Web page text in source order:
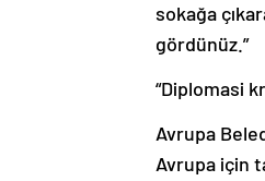
sokağa
gördünüz.”
“Diplomasi
Avrupa
Avrupa için